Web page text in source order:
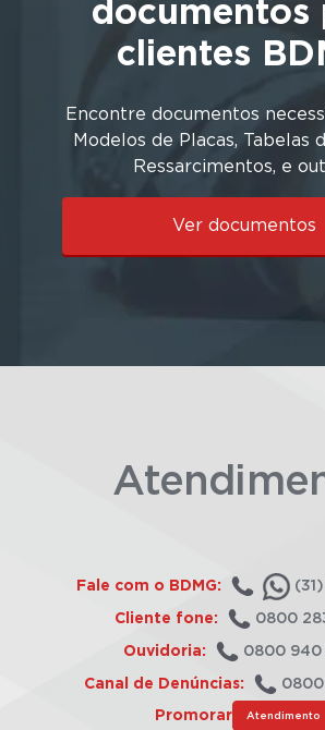
documentos
clientes
Encontre documentos
Modelos de Placas, Tabelas
Ressarcimentos, e
Ver documentos
Fale com o BDMG:
Cliente fone: 0800
Ouvidoria: 0800 940
Canal de Denúncias:
Promorar Atendimento